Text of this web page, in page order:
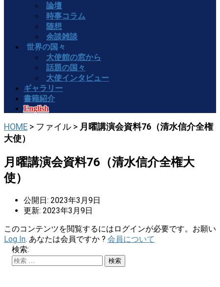
論壇
時事コラム
随想
余談雑談
世界の国々
大使館の窓から
話題の国々
大使インタビュー
ギャラリー
書籍紹介
English
HOME > ファイル > 月曜講演会資料76（清水信介全権
大使）
月曜講演会資料76（清水信介全権大
使）
公開日: 2023年3月9日
更新: 2023年3月9日
このコンテンツを閲覧するにはログインが必要です。お願い
Log In. あなたは会員ですか ? 会員について
検索: